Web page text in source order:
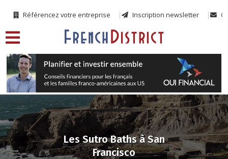
Référencez votre entreprise Inscription newsletter
Les Sutro Baths à San
Francisco